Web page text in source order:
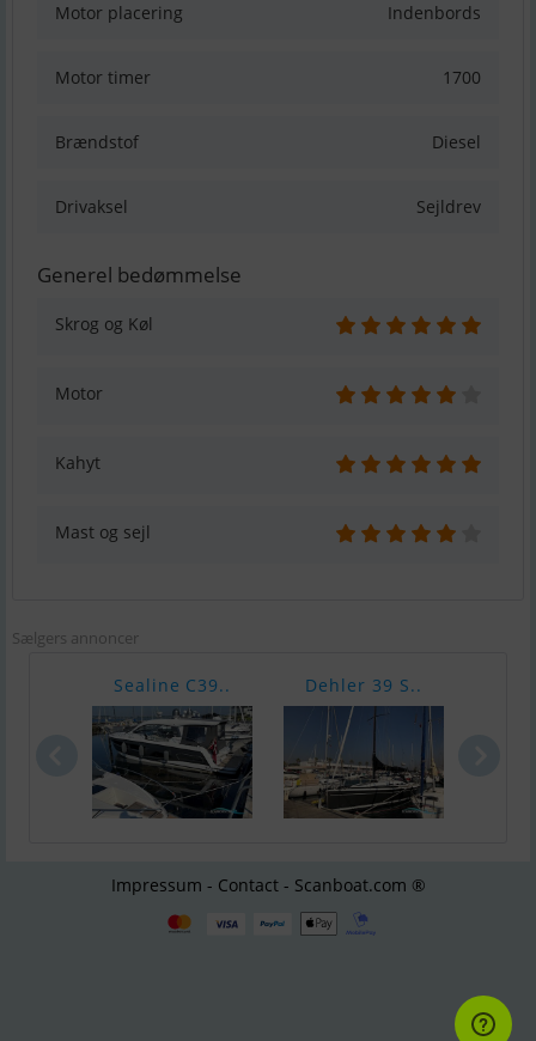
Motor placering Indenbords
Motor timer 1700
Brændstof Diesel
Drivaksel Sejldrev
Generel bedømmelse
Skrog og Køl
Motor
Kahyt
Mast og sejl
Sælgers annoncer
Sealine C39.. Dehler 39 S..
Impressum - Contact - Scanboat.com ®